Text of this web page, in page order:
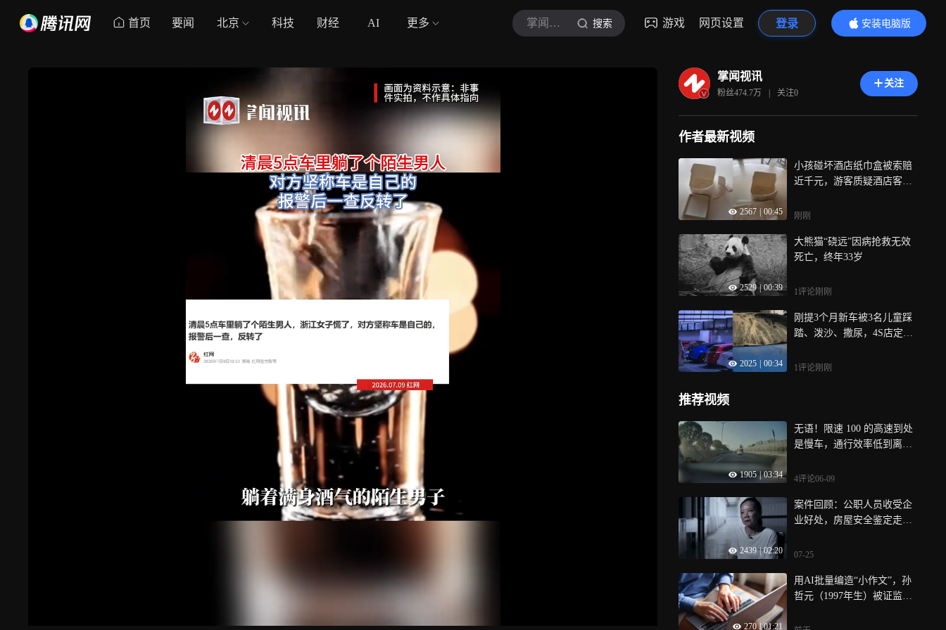
首页 要闻 北京 科技 财经 AI 更多 掌闻视讯 搜索 游戏 网页设置 登录
安装电脑版
内容更精彩
掌闻视讯
粉丝474.7万 | 关注0
关注
作者最新视频
2567 00:45
小孩碰坏酒店纸巾盒被索赔
近千元，游客质疑酒店客房
应
刚刚
2529 | 00:39
大熊猫“硗远”因病抢救无效
死亡，终年33岁
1评论刚刚
2025 00:34
刚提3个月新车被3名儿童踩
踏、泼沙、撒尿，4S店定损
1评论刚刚
推荐视频
1905 | 03:34
无语！限速 100 的高速到处
是慢车，通行效率低到离
4评论06-09
2439 02:20
案件回顾：公职人员收受企
业好处，房屋安全鉴定走过
07-25
270 01:21
用AI批量编造“小作文”，孙
哲元（1997年生）被证监局